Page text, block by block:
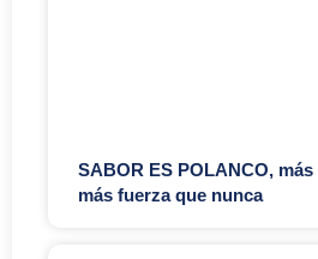
SABOR ES POLANCO,
más fuerza que nunca